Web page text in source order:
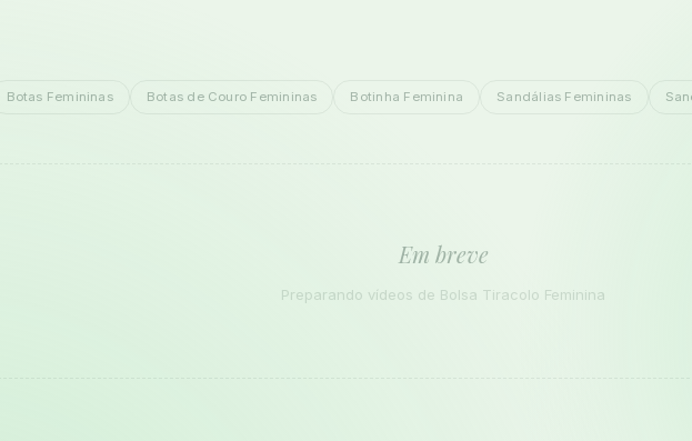
Botas Femininas Botas de Couro Femininas Botinha Feminina Sandálias Femininas
Em breve
Preparando vídeos de Bolsa Tiracolo Feminina